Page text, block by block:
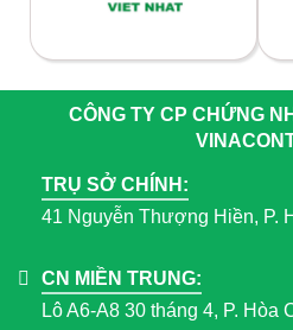
CÔNG TY CP CHỨNG
TRỤ SỞ CHÍNH:
41 Nguyễn Thượng Hiền, P.
CN MIỀN TRUNG:
Lô A6-A8 30 tháng 4, P. Hòa